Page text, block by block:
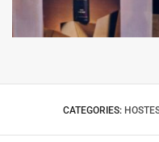
KUBA
CATEGORIES: